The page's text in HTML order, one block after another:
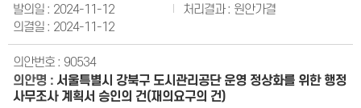
2024-11-12
원안가결
2024-11-12
90534
서울특별시 강북구 도시관리공단 운영 정상화를 위한 행정
사무조사 계획서 승인의 건(재의요구의 건)